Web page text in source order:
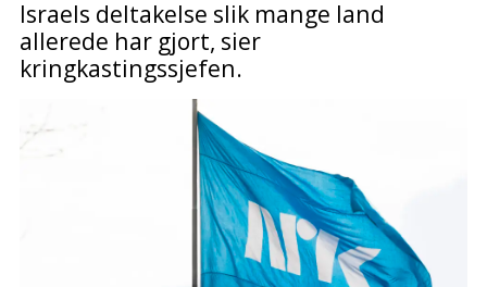
Israels deltakelse slik mange land
allerede har gjort, sier
kringkastingssjefen.